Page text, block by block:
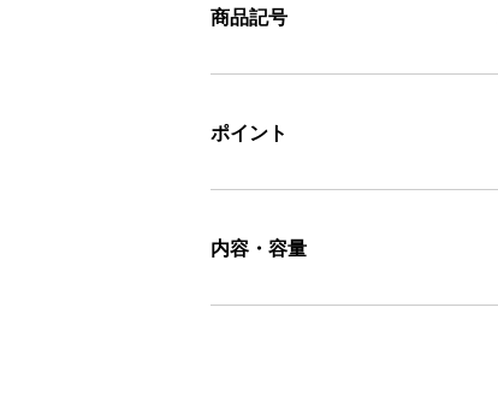
商品記号
ポイント
内容・容量